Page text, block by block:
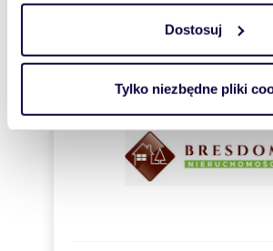
Wykorzystujemy pliki cookie do
i reklam, aby oferować funkcje
korzystasz z naszej witryny,
Partnerzy mogą połączyć te
otrzymanymi od Ciebie lub uzyskanymi
korzystania z ich usług.
Dostosuj
Tylko niezbędne pliki
Informacje o
BRESDOM Nieruchomości
5 / 5